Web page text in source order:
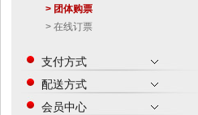
> 团体购票
> 在线订票
支付方式
配送方式
会员中心